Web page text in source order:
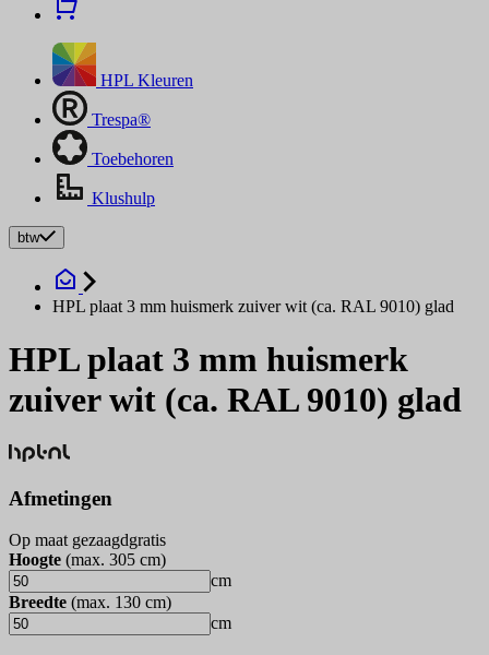
HPL Kleuren
Trespa®
Toebehoren
Klushulp
btw
HPL plaat 3 mm huismerk zuiver wit (ca. RAL 9010) glad
HPL plaat 3 mm huismerk
zuiver wit (ca. RAL 9010) glad
Afmetingen
Op maat gezaagdgratis
Hoogte (max. 305 cm)
cm
Breedte (max. 130 cm)
cm